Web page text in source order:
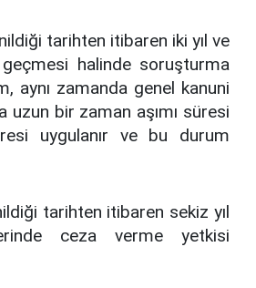
tarihten itibaren iki yıl ve
halinde soruşturma
aynı zamanda genel kanuni
bir zaman aşımı süresi
uygulanır ve bu durum
tarihten itibaren sekiz yıl
ceza verme yetkisi